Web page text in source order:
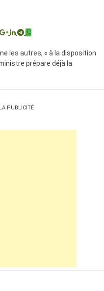
les autres, « à la disposition
prépare déjà la
PUBLICITÉ